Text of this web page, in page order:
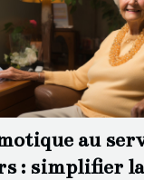
au
: simplifier